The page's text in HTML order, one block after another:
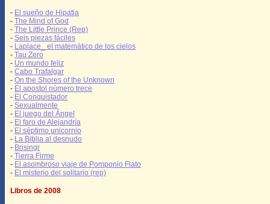
- El sueño de Hipatia
- The Mind of God
- The Little Prince (Rep)
- Seis piezas fáciles
- Laplace_ el matemático de los cielos
- Tau Zero
- Un mundo feliz
- Cabo Trafalgar
- On the Shores of the Unknown
- El apostol número trece
- El Conquistador
- Sexualmente
- El juego del Ángel
- El faro de Alejandría
- El séptimo unicornio
- La Biblia al desnudo
- Brisingr
- Tierra Firme
- El asombroso viaje de Pomponio Flato
- El misterio del solitario (rep)
Libros de 2008